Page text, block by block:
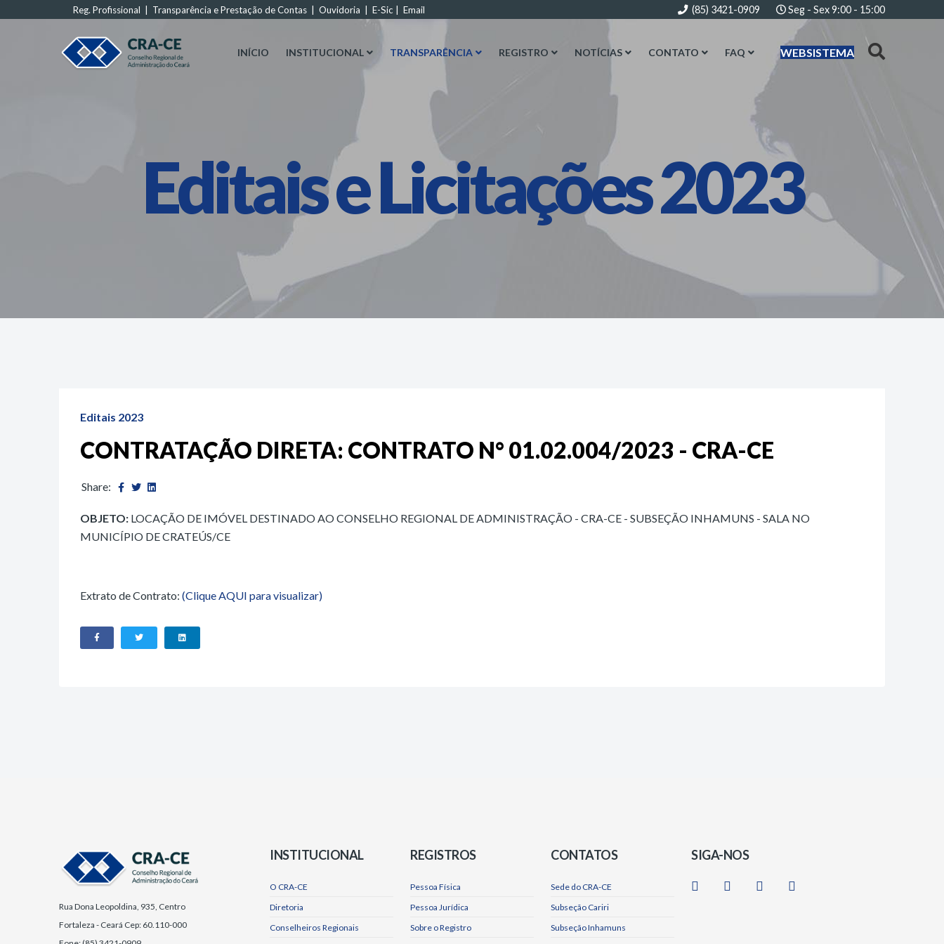
Reg. Profissional Transparência e Prestação de Contas Ouvidoria E-Sic Email (85) 3421-0909 Seg - Sex 9:00 - 15:00
WEBSISTEMA
INÍCIO INSTITUCIONAL TRANSPARÊNCIA REGISTRO NOTÍCIAS CONTATO FAQ
Editais e Licitações 2023
Editais 2023
CONTRATAÇÃO DIRETA: CONTRATO N° 01.02.004/2023 - CRA-CE
Share:
OBJETO: LOCAÇÃO DE IMÓVEL DESTINADO AO CONSELHO REGIONAL DE ADMINISTRAÇÃO - CRA-CE - SUBSEÇÃO INHAMUNS - SALA NO
MUNICÍPIO DE CRATEÚS/CE
Extrato de Contrato: (Clique AQUI para visualizar)
Rua Dona Leopoldina, 935, Centro
Fortaleza - Ceará Cep: 60.110-000
INSTITUCIONAL
O CRA-CE
Diretoria
Conselheiros Regionais
REGISTROS
Pessoa Física
Pessoa Jurídica
Sobre o Registro
CONTATOS
Sede do CRA-CE
Subseção Cariri
Subseção Inhamuns
SIGA-NOS